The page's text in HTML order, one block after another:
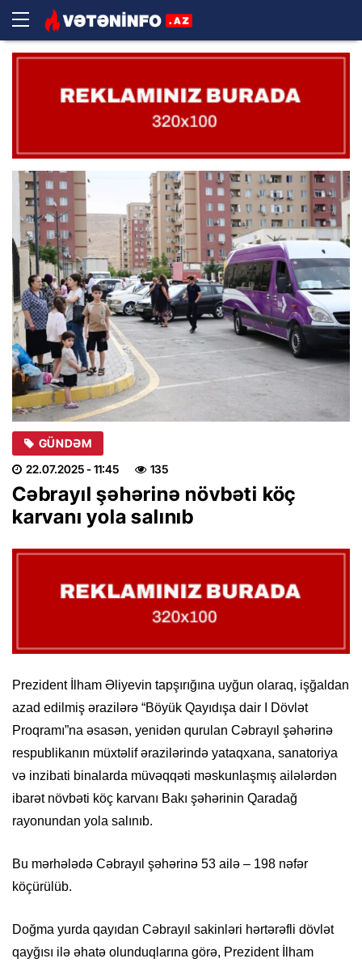
GÜNDƏM
22.07.2025- 11:45 135
Cəbrayıl şəhərinə növbəti köç
karvanı yola salınıb
Prezident İlham Əliyevin tapşırığına uyğun olaraq, işğaldan
azad edilmiş ərazilərə “Böyük Qayıdışa dair I Dövlət
Proqramı”na əsasən, yenidən qurulan Cəbrayıl şəhərinə
respublikanın müxtəlif ərazilərində yataqxana, sanatoriya
və inzibati binalarda müvəqqəti məskunlaşmış ailələrdən
ibarət növbəti köç karvanı Bakı şəhərinin Qaradağ
rayonundan yola salınıb.
Bu mərhələdə Cəbrayıl şəhərinə 53 ailə – 198 nəfər
köçürülüb.
Doğma yurda qayıdan Cəbrayıl sakinləri hərtərəfli dövlət
qayğısı ilə əhatə olunduqlarına görə, Prezident İlham